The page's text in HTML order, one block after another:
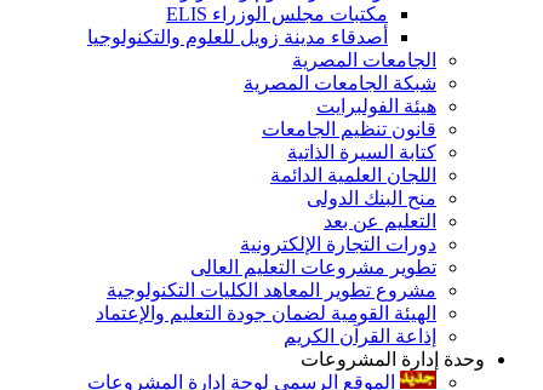
مكتبات مجلس الوزراء ELIS
أصدقاء مدينة زويل للعلوم والتكنولوجيا
الجامعات المصرية
شبكة الجامعات المصرية
هيئة الفولبرايت
قانون تنظيم الجامعات
كتابة السيرة الذاتية
اللجان العلمية الدائمة
منح البنك الدولى
التعليم عن بعد
دورات التجارة الإلكترونية
تطوير مشروعات التعليم العالى
مشروع تطوير المعاهد الكليات التكنولوجية
الهيئة القومية لضمان جودة التعليم والإعتماد
إذاعة القرآن الكريم
وحدة إدارة المشروعات
الموقع الرسمى لوحة إدارة المشروعات